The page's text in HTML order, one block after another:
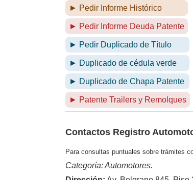
► Pedir Informe Histórico
► Pedir Informe Deuda Patente
► Pedir Duplicado de Título
► Duplicado de cédula verde
► Duplicado de Chapa Patente
► Patente Trailers y Remolques
Contactos Registro
Para consultas puntuales sobre trámites
Categoría: Automotores.